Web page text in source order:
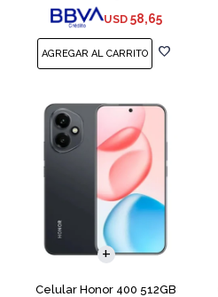
USD 58,65
Celular Honor 400 512GB
COMPARAR